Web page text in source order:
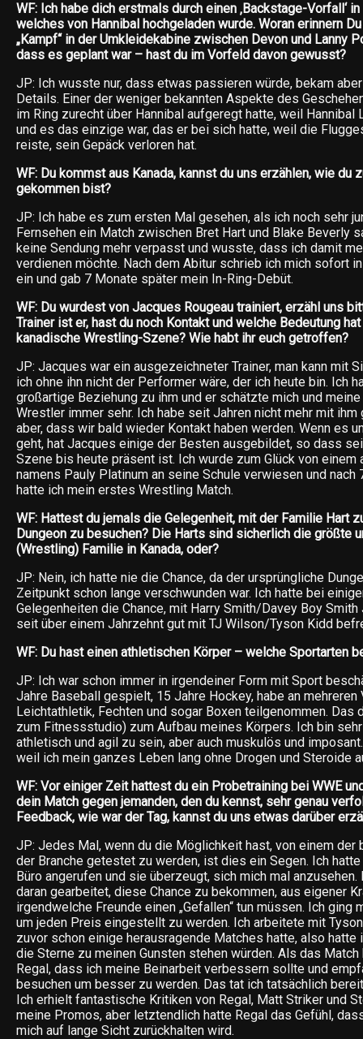
WF: Ich habe dich erstmals durch einen ‚Backstage-Vorfall‘
welches von Hannibal hochgeladen wurde. Woran erinnern
„Kampf“ in der Umkleidekabine zwischen Devon und Lanny
dass es geplant war – hast du im Vorfeld davon gewusst?
JP: Ich wusste nur, dass etwas passieren würde, bekam
Details. Einer der weniger bekannten Aspekte des
im Ring zurecht über Hannibal aufgeregt hatte, weil Hannibal
und es das einzige war, das er bei sich hatte, weil die
reiste, sein Gepäck verloren hat.
WF: Du kommst aus Kanada, kannst du uns erzählen, wie du
gekommen bist?
JP: Ich habe es zum ersten Mal gesehen, als ich noch sehr
Fernsehen ein Match zwischen Bret Hart und Blake Beverly
keine Sendung mehr verpasst und wusste, dass ich damit
verdienen möchte. Nach dem Abitur schrieb ich mich sofort
ein und gab 7 Monate später mein In-Ring-Debüt.
WF: Du wurdest von Jacques Rougeau trainiert, erzähl uns
Trainer ist er, hast du noch Kontakt und welche Bedeutung
kanadische Wrestling-Szene? Wie habt ihr euch getroffen?
JP: Jacques war ein ausgezeichneter Trainer, man kann mit
ich ohne ihn nicht der Performer wäre, der ich heute bin. Ich
großartige Beziehung zu ihm und er schätzte mich und
Wrestler immer sehr. Ich habe seit Jahren nicht mehr mit
aber, dass wir bald wieder Kontakt haben werden. Wenn es
geht, hat Jacques einige der Besten ausgebildet, so dass
Szene bis heute präsent ist. Ich wurde zum Glück von einem
namens Pauly Platinum an seine Schule verwiesen und nach
hatte ich mein erstes Wrestling Match.
WF: Hattest du jemals die Gelegenheit, mit der Familie Hart
Dungeon zu besuchen? Die Harts sind sicherlich die größte
(Wrestling) Familie in Kanada, oder?
JP: Nein, ich hatte nie die Chance, da der ursprüngliche
Zeitpunkt schon lange verschwunden war. Ich hatte bei
Gelegenheiten die Chance, mit Harry Smith/Davey Boy Smith
seit über einem Jahrzehnt gut mit TJ Wilson/Tyson Kidd
WF: Du hast einen athletischen Körper – welche Sportarten
JP: Ich war schon immer in irgendeiner Form mit Sport
Jahre Baseball gespielt, 15 Jahre Hockey, habe an mehreren
Leichtathletik, Fechten und sogar Boxen teilgenommen. Das
zum Fitnessstudio) zum Aufbau meines Körpers. Ich bin
athletisch und agil zu sein, aber auch muskulös und
weil ich mein ganzes Leben lang ohne Drogen und Steroide
WF: Vor einiger Zeit hattest du ein Probetraining bei WWE
dein Match gegen jemanden, den du kennst, sehr genau
Feedback, wie war der Tag, kannst du uns etwas darüber
JP: Jedes Mal, wenn du die Möglichkeit hast, von einem der
der Branche getestet zu werden, ist dies ein Segen. Ich
Büro angerufen und sie überzeugt, sich mich mal anzusehen.
daran gearbeitet, diese Chance zu bekommen, aus eigener
irgendwelche Freunde einen „Gefallen“ tun müssen. Ich ging
um jeden Preis eingestellt zu werden. Ich arbeitete mit
zuvor schon einige herausragende Matches hatte, also hatte
die Sterne zu meinen Gunsten stehen würden. Als das
Regal, dass ich meine Beinarbeit verbessern sollte und
besuchen um besser zu werden. Das tat ich tatsächlich
Ich erhielt fantastische Kritiken von Regal, Matt Striker und
meine Promos, aber letztendlich hatte Regal das Gefühl,
mich auf lange Sicht zurückhalten wird.